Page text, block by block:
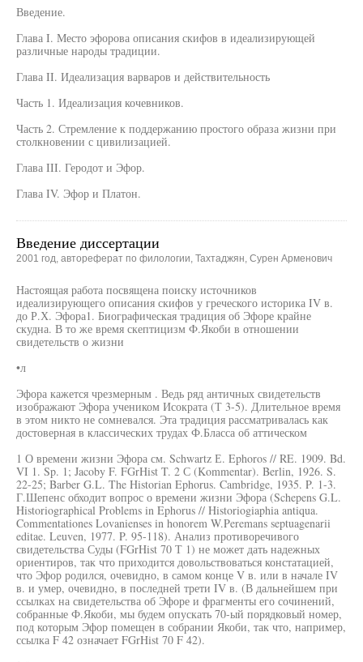
Введение.
Глава I. Место эфорова описания скифов в идеализирующей
различные народы традиции.
Глава II. Идеализация варваров и действительность
Часть 1. Идеализация кочевников.
Часть 2. Стремление к поддержанию простого образа жизни при
столкновении с цивилизацией.
Глава III. Геродот и Эфор.
Глава IV. Эфор и Платон.
Введение диссертации
2001 год, автореферат по филологии, Тахтаджян, Сурен Арменович
Настоящая работа посвящена поиску источников
идеализирующего описания скифов у греческого историка IV в.
до Р.Х. Эфора1. Биографическая традиция об Эфоре крайне
скудна. В то же время скептицизм Ф.Якоби в отношении
свидетельств о жизни
•л
Эфора кажется чрезмерным . Ведь ряд античных свидетельств
изображают Эфора учеником Исократа (Т 3-5). Длительное время
в этом никто не сомневался. Эта традиция рассматривалась как
достоверная в классических трудах Ф.Бласса об аттическом
1 О времени жизни Эфора см. Schwartz Е. Ephoros // RE. 1909. Bd.
VI 1. Sp. 1; Jacoby F. FGrHist T. 2 С (Kommentar). Berlin, 1926. S.
22-25; Barber G.L. The Historian Ephorus. Cambridge, 1935. P. 1-3.
Г.Шепенс обходит вопрос о времени жизни Эфора (Schepens G.L.
Historiographical Problems in Ephorus // Historiogiaphia antiqua.
Commentationes Lovanienses in honorem W.Peremans septuagenarii
editae. Leuven, 1977. P. 95-118). Анализ противоречивого
свидетельства Суды (FGrHist 70 Т 1) не может дать надежных
ориентиров, так что приходится довольствоваться констатацией,
что Эфор родился, очевидно, в самом конце V в. или в начале IV
в. и умер, очевидно, в последней трети IV в. (В дальнейшем при
ссылках на свидетельства об Эфоре и фрагменты его сочинений,
собранные Ф.Якоби, мы будем опускать 70-ый порядковый номер,
под которым Эфор помещен в собрании Якоби, так что, например,
ссылка F 42 означает FGrHist 70 F 42).